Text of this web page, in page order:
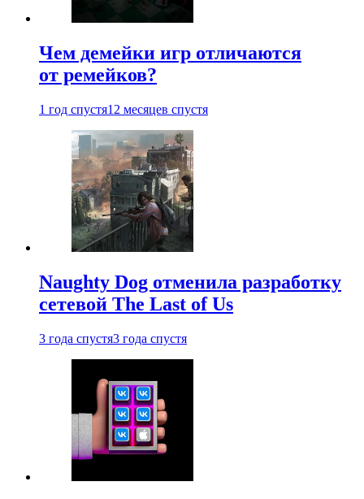
Чем демейки игр отличаются
от ремейков?
1 год спустя12 месяцев спустя
Naughty Dog отменила разработку
сетевой The Last of Us
3 года спустя3 года спустя